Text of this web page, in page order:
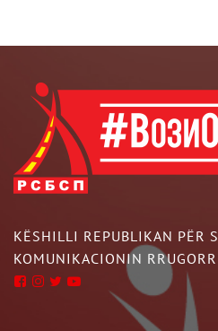
KËSHILLI REPUBLIKAN PËR
KOMUNIKACIONIN RRUGORR